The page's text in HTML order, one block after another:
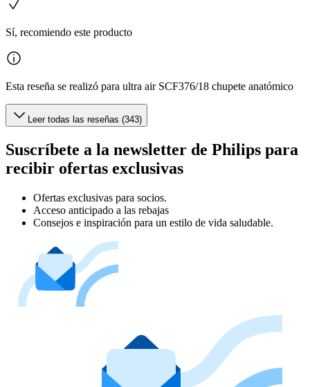
Sí, recomiendo este producto
Esta reseña se realizó para ultra air SCF376/18 chupete anatómico
Leer todas las reseñas (343)
Suscríbete a la newsletter de Philips para
recibir ofertas exclusivas
Ofertas exclusivas para socios.
Acceso anticipado a las rebajas
Consejos e inspiración para un estilo de vida saludable.